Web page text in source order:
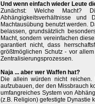
Und wenn einfach wieder Leute
Zunächst: Welche Macht?
Abhängigkeitsverhältnisse
Machtausübung benutzt werden.
belassen, grundsätzlich
Macht, sondern vereinfachen
garantiert nicht, dass
größtmöglichen Schutz - vor
Zentralisierungsprozessen.
Naja ... aber wer Waffen hat?
Die allein würden nicht
aufzubauen, der den Missbrauch
umfangreiches System von
(z.B. Religion) gefestigte Dynastie